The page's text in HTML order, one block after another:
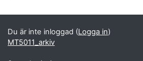
Du är inte inloggad (Logga in)
MT5011_arkiv